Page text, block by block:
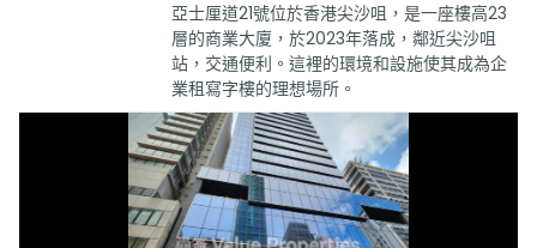
亞士厘道21號位於香港尖沙咀，是一座樓高23
層的商業大廈，於2023年落成，鄰近尖沙咀
站，交通便利。這裡的環境和設施使其成為企
業租寫字樓的理想場所。